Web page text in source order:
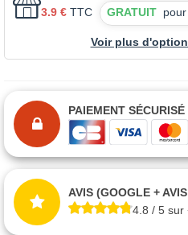
3.9 € TTC GRATUIT
Voir plus
PAIEMENT SÉCURISÉ
AVIS (GOOGLE +
4.8 / 5 sur